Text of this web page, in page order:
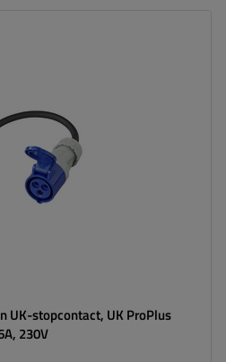
UK-stopcontact, UK ProPlus
230V